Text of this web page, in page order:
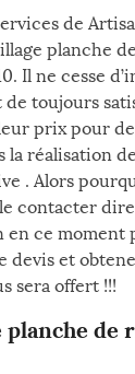
de
planche
Il ne cesse
toujours
prix pour
la réalisation
. Alors
contacter
ce moment
devis et
sera offert !!!
planche de